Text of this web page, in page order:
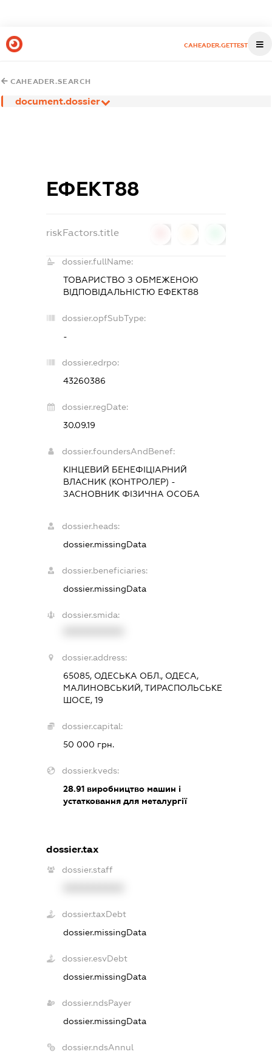
CAHEADER.GETTEST
CAHEADER.SEARCH
document.dossier
ЕФЕКТ88
riskFactors.title
dossier.fullName:
ТОВАРИСТВО З ОБМЕЖЕНОЮ
ВІДПОВІДАЛЬНІСТЮ ЕФЕКТ88
dossier.opfSubType:
-
dossier.edrpo:
43260386
dossier.regDate:
30.09.19
dossier.foundersAndBenef:
КІНЦЕВИЙ БЕНЕФІЦІАРНИЙ
ВЛАСНИК (КОНТРОЛЕР) -
ЗАСНОВНИК ФІЗИЧНА ОСОБА
dossier.heads:
dossier.missingData
dossier.beneficiaries:
dossier.missingData
dossier.smida:
dossier.address:
65085, ОДЕСЬКА ОБЛ., ОДЕСА,
МАЛИНОВСЬКИЙ, ТИРАСПОЛЬСЬКЕ
ШОСЕ, 19
dossier.capital:
50 000 грн.
dossier.kveds:
28.91виробництво машин і
устатковання для металургії
dossier.tax
dossier.staff
dossier.taxDebt
dossier.missingData
dossier.esvDebt
dossier.missingData
dossier.ndsPayer
dossier.missingData
dossier.ndsAnnul